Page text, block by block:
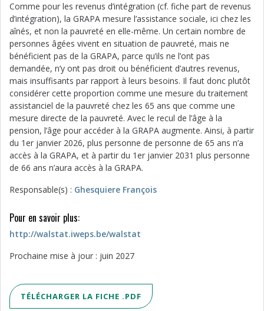
Comme pour les revenus d’intégration (cf. fiche part de revenus
d’intégration), la GRAPA mesure l’assistance sociale, ici chez les
aînés, et non la pauvreté en elle-même. Un certain nombre de
personnes âgées vivent en situation de pauvreté, mais ne
bénéficient pas de la GRAPA, parce qu’ils ne l’ont pas
demandée, n’y ont pas droit ou bénéficient d’autres revenus,
mais insuffisants par rapport à leurs besoins. Il faut donc plutôt
considérer cette proportion comme une mesure du traitement
assistanciel de la pauvreté chez les 65 ans que comme une
mesure directe de la pauvreté. Avec le recul de l’âge à la
pension, l’âge pour accéder à la GRAPA augmente. Ainsi, à partir
du 1er janvier 2026, plus personne de personne de 65 ans n’a
accès à la GRAPA, et à partir du 1er janvier 2031 plus personne
de 66 ans n’aura accès à la GRAPA.
Responsable(s) : Ghesquiere François
Pour en savoir plus:
http://walstat.iweps.be/walstat
Prochaine mise à jour : juin 2027
TÉLÉCHARGER LA FICHE .PDF